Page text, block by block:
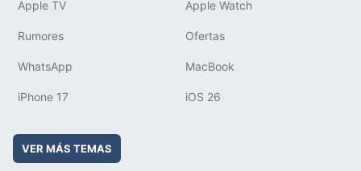
Apple TV Apple Watch
Rumores Ofertas
WhatsApp MacBook
iPhone 17 iOS 26
VER MÁS TEMAS